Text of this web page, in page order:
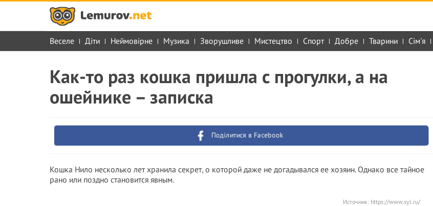
Веселе Діти Неймовірне Музика Зворушливе Мистецтво Спорт Добре Тварини Сім'я
Как-то раз кошка пришла с прогулки, а на
ошейнике – записка
Поділитися в Facebook
Кошка Нило несколько лет хранила секрет, о которой даже не догадывался ее хозяин. Однако все тайное
рано или поздно становится явным.
Источник: https://www.syl.ru/